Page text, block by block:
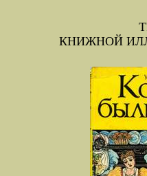
КНИЖНОЙ